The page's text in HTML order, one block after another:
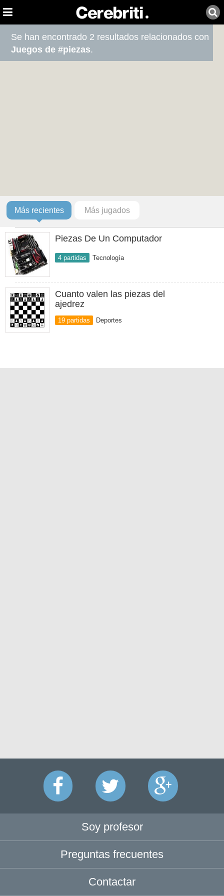
Se han encontrado 2 resultados relacionados con
Juegos de #piezas.
Más recientes Más jugados
Piezas De Un Computador
4 partidas Tecnología
Cuanto valen las piezas del
ajedrez
19 partidas Deportes
Soy profesor
Preguntas frecuentes
Contactar